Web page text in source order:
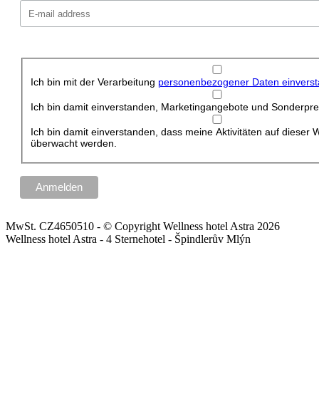
Ich bin mit der Verarbeitung personenbezogener Daten
Ich bin damit einverstanden, Marketingangebote und
Ich bin damit einverstanden, dass meine Aktivitäten auf dieser
überwacht werden.
MwSt. CZ4650510 - © Copyright Wellness hotel Astra 2026
Wellness hotel Astra - 4 Sternehotel - Špindlerův Mlýn